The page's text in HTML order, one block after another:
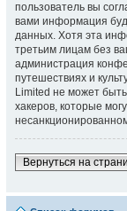
пользователь вы
вами информация
данных. Хотя эта
третьим лицам без
администрация
путешествиях и
Limited не может
хакеров, которые
Вернуться на